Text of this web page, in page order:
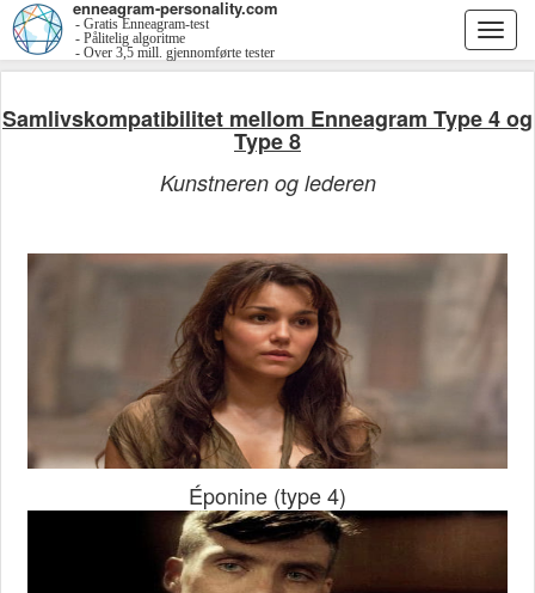
enneagram-personality.com
- Gratis Enneagram-test
- Pålitelig algoritme
- Over 3,5 mill. gjennomførte tester
Samlivskompatibilitet mellom Enneagram Type 4 og
Type 8
Kunstneren og lederen
Éponine (type 4)